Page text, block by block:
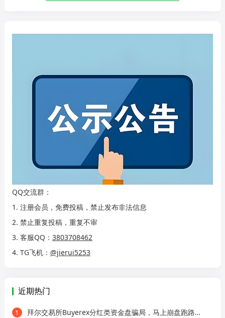
QQ交流群：
1. 注册会员，免费投稿，禁止发布非法信息
2. 禁止重复投稿，重复不审
3. 客服QQ： 3803708462
4. TG飞机： @jierui5253
近期热门
1 拜尔交易所Buyerex分红类资金盘骗局，马上崩盘跑路…